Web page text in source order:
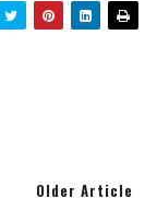
Older Article